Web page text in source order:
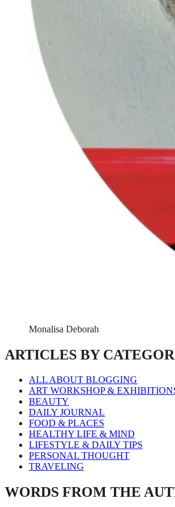
Monalisa Deborah
ARTICLES BY
ALL ABOUT BLOGGING
ART WORKSHOP &
BEAUTY
DAILY JOURNAL
FOOD & PLACES
HEALTHY LIFE & MIND
LIFESTYLE & DAILY TIPS
PERSONAL THOUGHT
TRAVELING
WORDS FROM THE